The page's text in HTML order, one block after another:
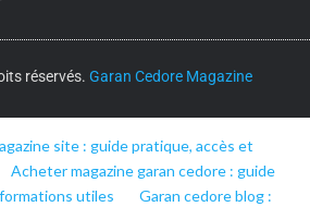
réservés. Garan Cedore Magazine
site : guide pratique, accès et
Acheter magazine garan cedore : guide
utiles
Garan cedore blog :